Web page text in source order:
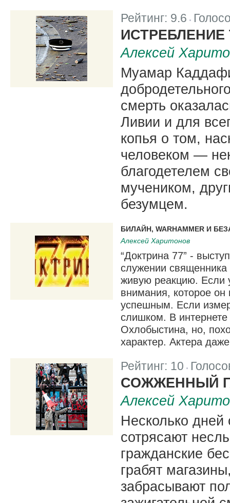
Рейтинг: 9.6 |
Алексей
Муамар
смерть
Ливии и для
копья о том,
человеком —
благодетелем
мучеником,
безумцем.
БИЛАЙН, WARHAMMER И
Алексей Харитонов
“Доктрина 77” -
служении
живую реакцию. Если
внимания, которое он
успешным. Если
слишком. В
Охлобыстина, но,
характер. Актера
Рейтинг: 10 |
СОЖЖЕННЫЙ
Алексей
Несколько дней
сотрясают
гражданские
грабят
забрасывают